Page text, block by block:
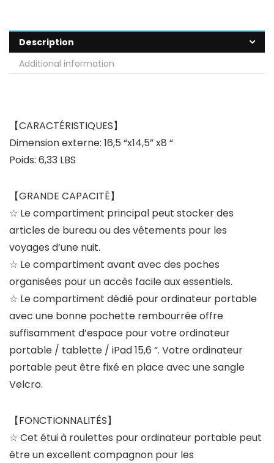
Description
Additional information
【CARACTÉRISTIQUES】
Dimension externe: 16,5 “x14,5” x8 “
Poids: 6,33 LBS
【GRANDE CAPACITÉ】
☆ Le compartiment principal peut stocker des
articles de bureau ou des vêtements pour les
voyages d’une nuit.
☆ Le compartiment avant avec des poches
organisées pour un accès facile aux essentiels.
☆ Le compartiment dédié pour ordinateur portable
avec une bonne pochette rembourrée offre
suffisamment d’espace pour votre ordinateur
portable / tablette / iPad 15,6 “. Votre ordinateur
portable peut être fixé en place avec une sangle
Velcro.
【FONCTIONNALITÉS】
☆ Cet étui à roulettes pour ordinateur portable peut
être un excellent compagnon pour les